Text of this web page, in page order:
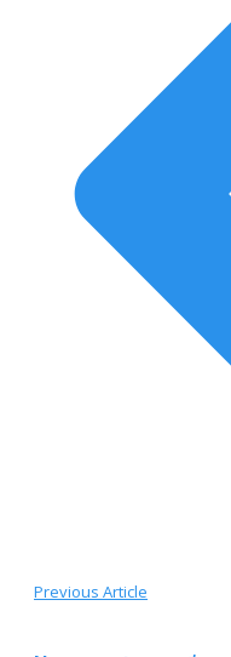
Previous Article